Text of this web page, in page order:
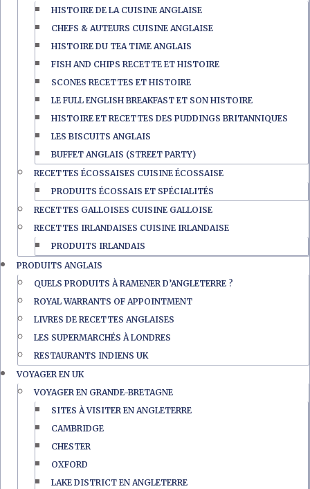
HISTOIRE DE LA CUISINE ANGLAISE
CHEFS & AUTEURS CUISINE ANGLAISE
HISTOIRE DU TEA TIME ANGLAIS
FISH AND CHIPS RECETTE ET HISTOIRE
SCONES RECETTES ET HISTOIRE
LE FULL ENGLISH BREAKFAST ET SON HISTOIRE
HISTOIRE ET RECETTES DES PUDDINGS BRITANNIQUES
LES BISCUITS ANGLAIS
BUFFET ANGLAIS (STREET PARTY)
RECETTES ÉCOSSAISES CUISINE ÉCOSSAISE
PRODUITS ÉCOSSAIS ET SPÉCIALITÉS
RECETTES GALLOISES CUISINE GALLOISE
RECETTES IRLANDAISES CUISINE IRLANDAISE
PRODUITS IRLANDAIS
PRODUITS ANGLAIS
QUELS PRODUITS À RAMENER D’ANGLETERRE ?
ROYAL WARRANTS OF APPOINTMENT
LIVRES DE RECETTES ANGLAISES
LES SUPERMARCHÉS À LONDRES
RESTAURANTS INDIENS UK
VOYAGER EN UK
VOYAGER EN GRANDE-BRETAGNE
SITES À VISITER EN ANGLETERRE
CAMBRIDGE
CHESTER
OXFORD
LAKE DISTRICT EN ANGLETERRE